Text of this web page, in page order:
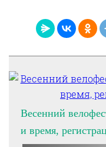
Весенний
и время,